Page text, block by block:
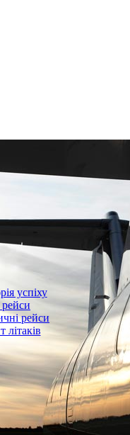
успіху
рейси
рейси